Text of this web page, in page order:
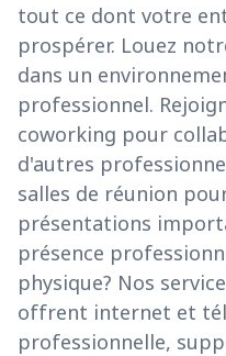
tout ce dont votre
prospérer. Louez
dans un
professionnel.
coworking pour
d'autres
salles de réunion
présentations
présence
physique? Nos
offrent internet et
professionnelle,